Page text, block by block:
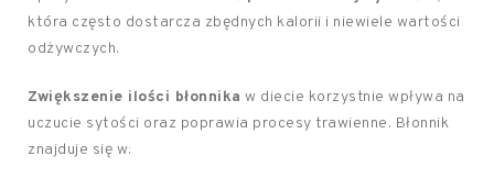
która często dostarcza zbędnych kalorii i niewiele wartości
odżywczych.
Zwiększenie ilości błonnika w diecie korzystnie wpływa na
uczucie sytości oraz poprawia procesy trawienne. Błonnik
znajduje się w: